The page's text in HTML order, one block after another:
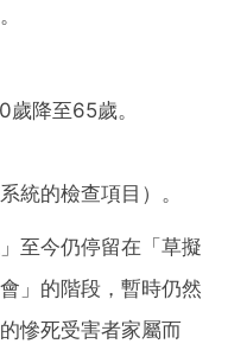
降至65歲。
統的檢查項目）。
至今仍停留在「草擬
」的階段，暫時仍然
慘死受害者家屬而